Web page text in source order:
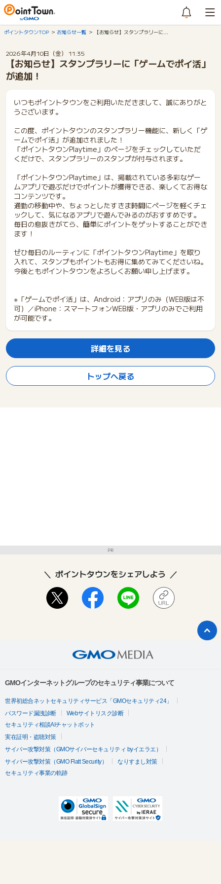
ポイントタウンTOP お知らせ一覧 【お知らせ】スタンプラリーに…
2026年4月10日（金） 11:35
【お知らせ】スタンプラリーに「ゲームでポイ活」
が追加！
いつもポイントタウンをご利用いただきまして、誠にありがと
うございます。
この度、ポイントタウンのスタンプラリー機能に、新しく「ゲ
ームでポイ活」が追加されました！
「ポイントタウンPlaytime」のページをチェックしていただ
くだけで、スタンプラリーのスタンプが付与されます。
「ポイントタウンPlaytime」は、掲載されている多彩なゲー
ムアプリで遊ぶだけでポイントが獲得できる、楽しくてお得な
コンテンツです。
通勤の移動中や、ちょっとしたすきま時間にページを軽くチェ
ックして、気になるアプリで遊んでみるのがおすすめです。
毎日の息抜きがてら、簡単にポイントをゲットすることができ
ます！
ぜひ毎日のルーティンに「ポイントタウンPlaytime」を取り
入れて、スタンプもポイントもお得に集めてみてくださいね。
今後ともポイントタウンをよろしくお願い申し上げます。
※「ゲームでポイ活」は、Android：アプリのみ（WEB版は不
可）／iPhone：スマートフォンWEB版・アプリのみでご利用
が可能です。
詳細を見る
トップへ戻る
PR
ポイントタウンをシェアしよう
GMOインターネットグループのセキュリティ事業について
世界初総合ネットセキュリティサービス「GMOセキュリティ24」
パスワード漏洩診断
Webサイトリスク診断
セキュリティ相談AIチャットボット
実在証明・盗聴対策
サイバー攻撃対策（GMOサイバーセキュリティ byイエラエ）
サイバー攻撃対策（GMO Flatt Security）
なりすまし対策
セキュリティ事業の軌跡